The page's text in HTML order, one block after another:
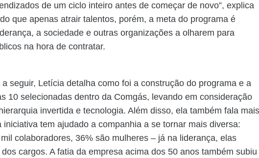
de um ciclo inteiro antes de começar de novo”, explica
que apenas atrair talentos, porém, a meta do programa é
a sociedade e outras organizações a olharem para
na hora de contratar.
a seguir, Letícia detalha como foi a construção do programa e a
10 selecionadas dentro da Comgás, levando em consideração
invertida e tecnologia. Além disso, ela também fala mais
iniciativa tem ajudado a companhia a se tornar mais diversa:
colaboradores, 36% são mulheres – já na liderança, elas
cargos. A fatia da empresa acima dos 50 anos também subiu